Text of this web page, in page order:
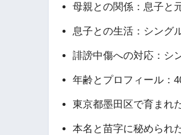
母親との関係：息子と
息子との生活：シング
誹謗中傷への対応：シ
年齢とプロフィール：
東京都墨田区で育まれ
本名と苗字に秘められ